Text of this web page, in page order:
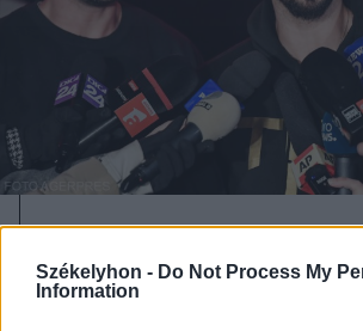
Székelyhon - Do Not Process My
Information
2026. augusztus 08., szombat
A Tate-testvérek